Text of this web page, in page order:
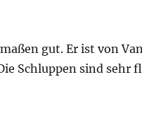
gut. Er ist von
Schluppen sind sehr